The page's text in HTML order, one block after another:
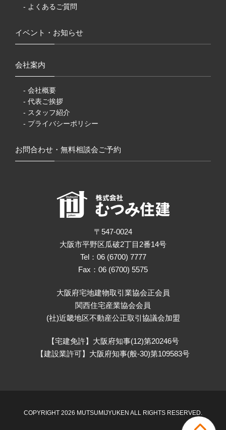
- よくあるご質問
イベント・お知らせ
会社案内
- 会社概要
- 代表ご挨拶
- スタッフ紹介
- プライバシーポリシー
お問合わせ・無料相談会ご予約
〒547-0024
大阪市平野区瓜破2丁目2番14号
Tel：06 (6700) 7777
Fax：06 (6700) 5575
大阪府宅地建物取引業協会正会員
関西住宅産業協会会員
(社)近畿地区不動産公正取引協議会加盟
【宅建免許】大阪府知事(12)第20246号
【建設業許可】大阪府知事(般-30)第109583号
COPYRIGHT 2026 MUTSUMIJYUKEN ALL RIGHTS RESERVED.